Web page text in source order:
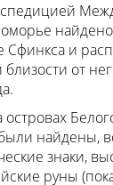
Сфинкса и
от
найдены,
знаки,
руны